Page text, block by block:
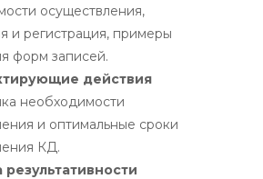
осуществления,
и регистрация, примеры
форм записей.
действия
необходимости
и оптимальные сроки
КД.